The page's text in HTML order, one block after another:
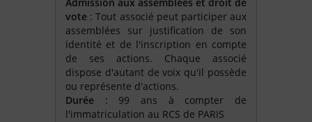
vote : Tout associé peut participer aux
assemblées sur justification de son
identité et de l'inscription en compte
de ses actions. Chaque associé
dispose d'autant de voix qu'il possède
ou représente d'actions.
Durée : 99 ans à compter de
l'immatriculation au RCS de PARIS